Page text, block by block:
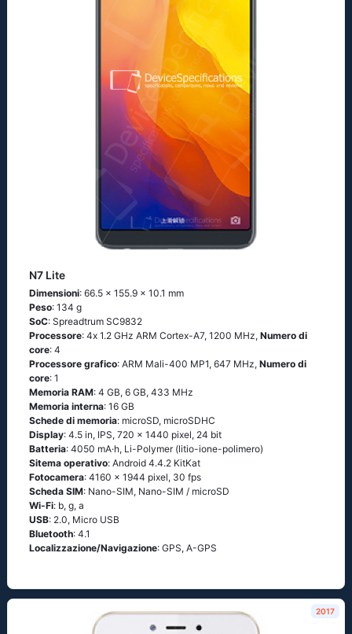
N7 Lite
Dimensioni: 66.5 x 155.9 x 10.1 mm
Peso: 134 g
SoC: Sрrеаdtrum SС9832
Processore: 4х 1.2 GНz АRМ Соrtех-А7, 1200 MHz, Numero di
core: 4
Processore grafico: ARM Mali-400 MP1, 647 MHz, Numero di
core: 1
Memoria RAM: 4 GB, 6 GB, 433 MHz
Memoria interna: 16 GB
Schede di memoria: microSD, microSDHC
Display: 4.5 in, IPS, 720 x 1440 pixel, 24 bit
Batteria: 4050 mA·h, Li-Polymer (litio-ione-polimero)
Sitema operativo: Аndrоid 4.4.2 ΚitΚаt
Fotocamera: 4160 x 1944 pixel, 30 fps
Scheda SIM: Nano-SIM, Nano-SIM / microSD
Wi-Fi: b, g, а
USB: 2.0, Micro USB
Bluetooth: 4.1
Localizzazione/Navigazione: GРS, А-GРS
2017